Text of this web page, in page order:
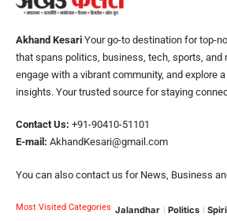
Akhand Kesari Your go-to destination for top-
that spans politics, business, tech, sports, and
engage with a vibrant community, and explore
insights. Your trusted source for staying
Contact Us: +91-90410-51101
E-mail: AkhandKesari@gmail.com
You can also contact us for News, Business
Most Visited Categories Jalandhar Politics